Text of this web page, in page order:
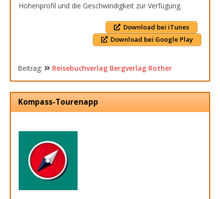
Höhenprofil und die Geschwindigkeit zur Verfügung.
Download bei iTunes
Download bei Google Play
Beitrag: Reisebuchverlag Bergverlag Rother
Kompass-Tourenapp